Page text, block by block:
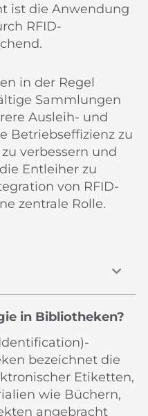
ist die Anwendung
RFID-
in der Regel
Sammlungen
Ausleih- und
Betriebseffizienz zu
verbessern und
Entleiher zu
von RFID-
zentrale Rolle.
in Bibliotheken?
bezeichnet die
Etiketten,
wie Büchern,
angebracht